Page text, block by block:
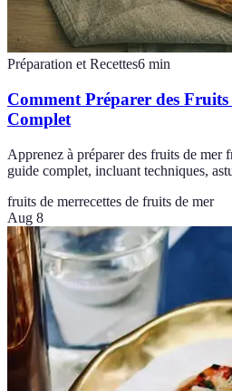
Préparation et Recettes6 min
Comment Préparer des
Complet
Apprenez à préparer des fruits de mer
guide complet, incluant techniques,
fruits de merrecettes de fruits de mer
Aug 8